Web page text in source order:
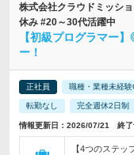
株式会社クラウドミッシ
休み #20～30代活躍中
【初級プログラマー
ー！
正社員 職種・業種未経験
転勤なし 完全週休2日制
情報更新日：2026/07/21 終了
【4つのステッ